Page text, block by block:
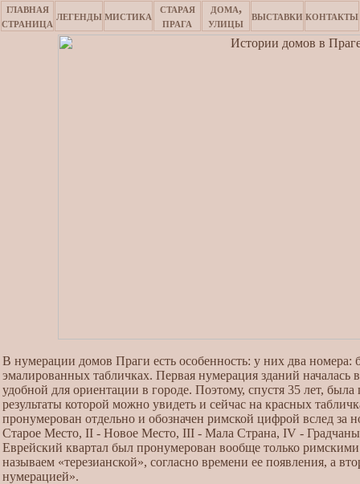
главная
страница
легенды мистика
старая
прага
дома,
улицы
выставки контакты
В нумерации домов Праги есть особенность: у них два
эмалированных табличках. Первая нумерация зданий началась
удобной для ориентации в городе. Поэтому, спустя 35 лет,
результаты которой можно увидеть и сейчас на красных
пронумерован отдельно и обозначен римской цифрой вслед за
Старое Место, II - Новое Место, III - Мала Страна, IV -
Еврейский квартал был пронумерован вообще только
называем «терезианской», согласно времени ее появления, а
нумерацией».